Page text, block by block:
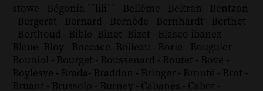
stowe - Bégonia ´´lili´´ - Bellême - Beltran - Bentzon
- Bergerat - Bernard - Bernède - Bernhardt - Berthet
- Berthoud - Bible- Binet- Bizet - Blasco ibanez -
Bleue- Bloy - Boccace- Boileau - Borie - Bouguier -
Bouniol - Bourget - Boussenard - Boutet - Bove -
Boylesve - Brada- Braddon - Bringer - Brontë - Brot -
Bruant - Brussolo - Burney - Cabanès - Cabot -